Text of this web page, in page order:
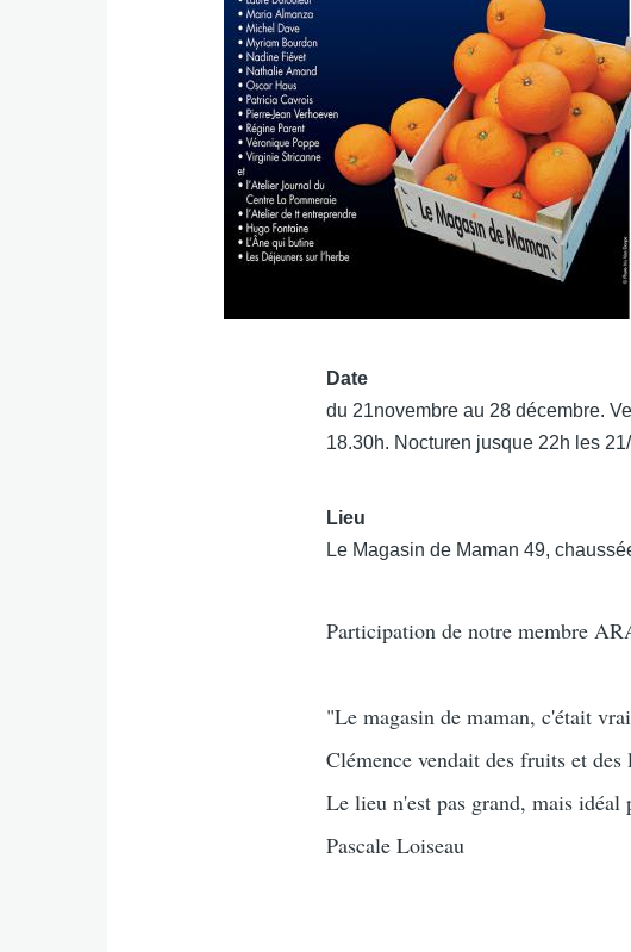
Date
du 21novembre au 28 décembre.
18.30h. Nocturen jusque 22h les
Lieu
Le Magasin de Maman 49,
Participation de notre membre
"Le magasin de maman, c'était
Clémence vendait des fruits et
Le lieu n'est pas grand, mais
Pascale Loiseau